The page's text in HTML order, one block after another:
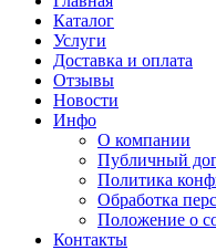
Каталог
Услуги
Доставка и оплата
Отзывы
Новости
Инфо
О компании
Публичный
Политика
Обработка
Положение о
Контакты